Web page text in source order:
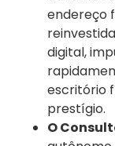
endereço
digital,
escritório
prestígio.
O